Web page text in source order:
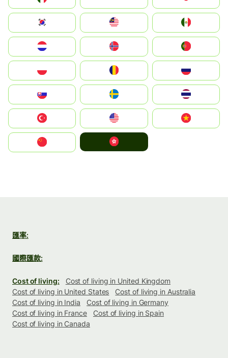
South Korea
United States
中國香港特別行政區
匯率:
國際匯款:
Cost of living:
Cost of living in United Kingdom
Cost of living in United States
Cost of living in Australia
Cost of living in India
Cost of living in Germany
Cost of living in France
Cost of living in Spain
Cost of living in Canada